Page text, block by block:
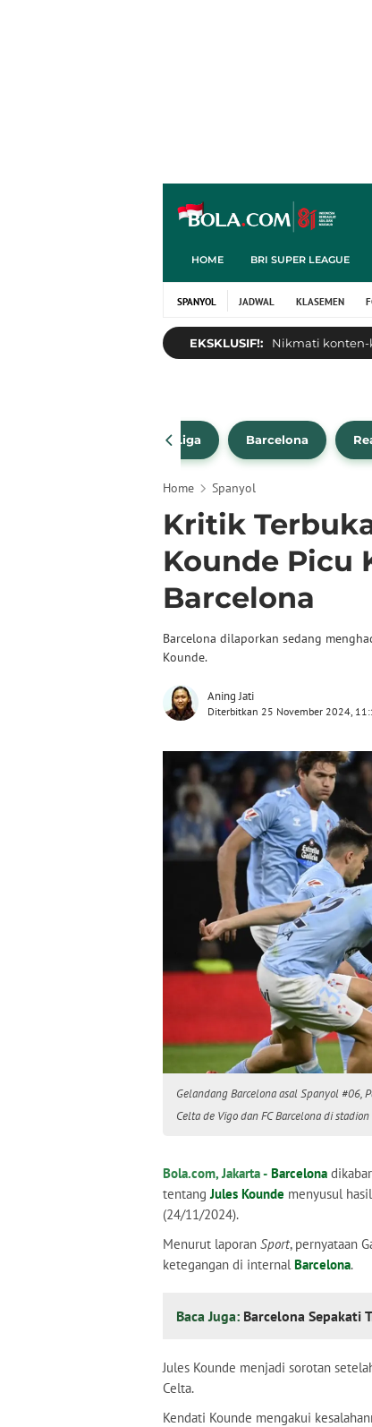
HOME BRI SUPER LEAGUE
SPANYOL JADWAL KLASEMEN
EKSKLUSIF!: Nikmati konten-
La Liga Barcelona
Home Spanyol
Kritik
Kounde Picu
Barcelona
Barcelona dilaporkan sedang
Kounde.
Aning Jati
Diterbitkan 25 November 2024,
Gelandang Barcelona asal Spanyol #06,
Celta de Vigo dan FC Barcelona di
Bola.com, Jakarta - Barcelona
tentangJules Kounde menyusul
(24/11/2024).
Menurut laporan Sport, pernyataan
ketegangan di internalBarcelona.
Baca Juga: Barcelona Sepakati
Jules Kounde menjadi sorotan
Celta.
Kendati Kounde mengakui